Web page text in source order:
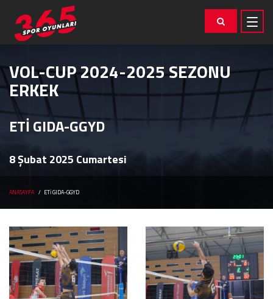
VOL-CUP 2024-2025 SEZONU
ERKEK
ETİ GIDA-GGYD
8 Şubat 2025 Cumartesi
ANASAYFA ETİ GIDA-GGYD